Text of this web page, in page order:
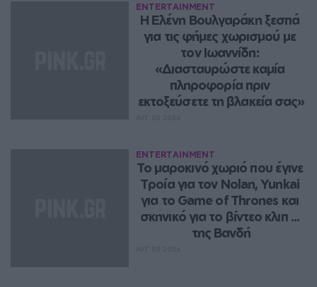
ENTERTAINMENT
Η Ελένη Βουλγαράκη ξεσπά
για τις φήμες χωρισμού με
τον Ιωαννίδη:
«Διασταυρώστε καμία
πληροφορία πριν
εκτοξεύσετε τη βλακεία σας»
ENTERTAINMENT
Το μαροκινό χωριό που έγινε
Τροία για τον Nolan, Yunkai
για το Game of Thrones και
σκηνικό για το βίντεο κλιπ ...
της Βανδή